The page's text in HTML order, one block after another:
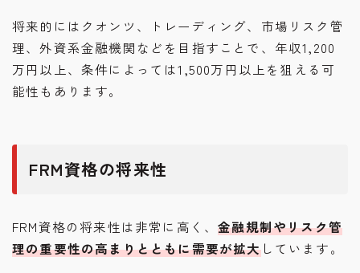
将来的にはクオンツ、トレーディング、市場リスク管
理、外資系金融機関などを目指すことで、年収1,200
万円以上、条件によっては1,500万円以上を狙える可
能性もあります。
FRM資格の将来性
FRM資格の将来性は非常に高く、金融規制やリスク管
理の重要性の高まりとともに需要が拡大しています。